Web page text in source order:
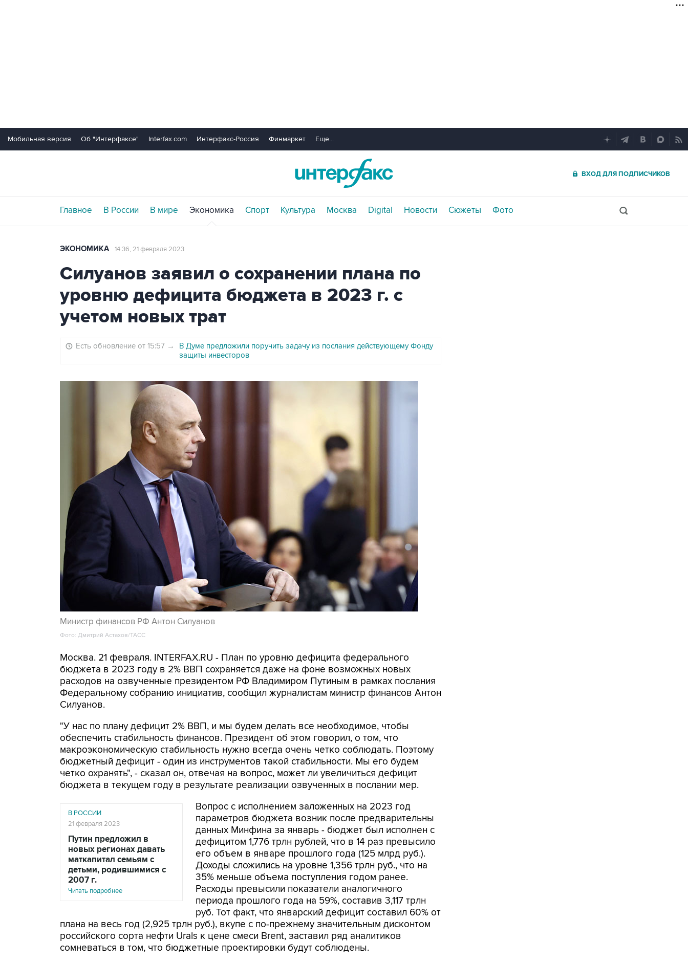
Мобильная версия Об "Интерфаксе" Interfax.com Интерфакс-Россия Финмаркет Еще...
ВХОД ДЛЯ ПОДПИСЧИКОВ
Главное В России В мире Экономика Спорт Культура Москва Digital Новости Сюжеты Фото
ЭКОНОМИКА 14:36, 21 февраля 2023
Силуанов заявил о сохранении плана по
уровню дефицита бюджета в 2023 г. с
учетом новых трат
Есть обновление от 15:57 →
В Думе предложили поручить задачу из послания действующему Фонду
защиты инвесторов
Министр финансов РФ Антон Силуанов
Фото: Дмитрий Астахов/ТАСС
Москва. 21 февраля. INTERFAX.RU - План по уровню дефицита федерального
бюджета в 2023 году в 2% ВВП сохраняется даже на фоне возможных новых
расходов на озвученные президентом РФ Владимиром Путиным в рамках послания
Федеральному собранию инициатив, сообщил журналистам министр финансов Антон
Силуанов.
"У нас по плану дефицит 2% ВВП, и мы будем делать все необходимое, чтобы
обеспечить стабильность финансов. Президент об этом говорил, о том, что
макроэкономическую стабильность нужно всегда очень четко соблюдать. Поэтому
бюджетный дефицит - один из инструментов такой стабильности. Мы его будем
четко охранять", - сказал он, отвечая на вопрос, может ли увеличиться дефицит
бюджета в текущем году в результате реализации озвученных в послании мер.
В РОССИИ
21 февраля 2023
Путин предложил в
новых регионах давать
маткапитал семьям с
детьми, родившимися с
2007 г.
Читать подробнее
Вопрос с исполнением заложенных на 2023 год
параметров бюджета возник после предварительны
данных Минфина за январь - бюджет был исполнен с
дефицитом 1,776 трлн рублей, что в 14 раз превысило
его объем в январе прошлого года (125 млрд руб.).
Доходы сложились на уровне 1,356 трлн руб., что на
35% меньше объема поступления годом ранее.
Расходы превысили показатели аналогичного
периода прошлого года на 59%, составив 3,117 трлн
руб. Тот факт, что январский дефицит составил 60% от
плана на весь год (2,925 трлн руб.), вкупе с по-прежнему значительным дисконтом
российского сорта нефти Urals к цене смеси Brent, заставил ряд аналитиков
сомневаться в том, что бюджетные проектировки будут соблюдены.